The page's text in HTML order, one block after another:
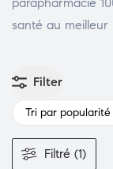
parapharmacie
santé au meilleur
Filter
Tri par popularité
Filtré (1)